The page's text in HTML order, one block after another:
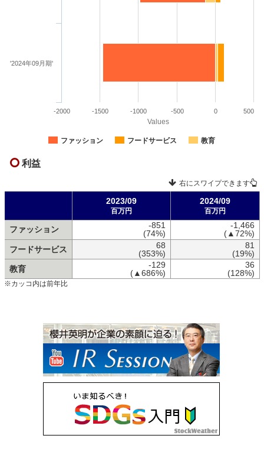
Values
ファッション フードサービス 教育
'2024年09月期'
-1500 -1000 -500 0
-2000 500
利益
右にスワイプできます
2023/09
百万円
2024/09
百万円
ファッション
-851
(74%)
-1,466
(▲72%)
フードサービス
68
(353%)
81
(19%)
教育
-129
(▲686%)
36
(128%)
※カッコ内は前年比